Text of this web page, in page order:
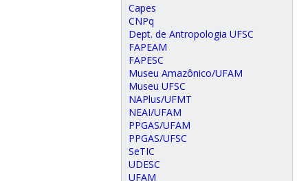
Capes
CNPq
Dept. de Antropologia UFSC
FAPEAM
FAPESC
Museu Amazônico/UFAM
Museu UFSC
NAPlus/UFMT
NEAI/UFAM
PPGAS/UFAM
PPGAS/UFSC
SeTIC
UDESC
UFAM